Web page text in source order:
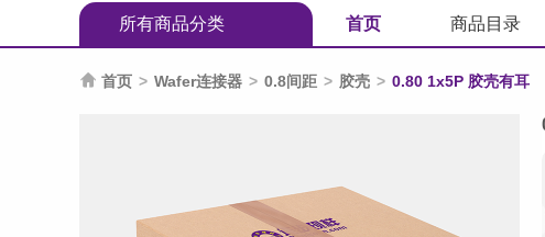
所有商品分类 首页 商品目录
 首页 > Wafer连接器 > 0.8间距 > 胶壳 > 0.80 1x5P 胶壳有耳